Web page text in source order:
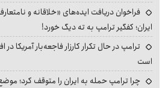
فراخوان دریافت ایده‌های «خلاقانه و
ایران؛ کفگیر ترامپ به ته دیگ خورد!
ترامپ در حال تکرار کارزار فاجعه‌بار آمریکا در
است
چرا ترامپ حمله به ایران را متوقف کرد؛ موضع